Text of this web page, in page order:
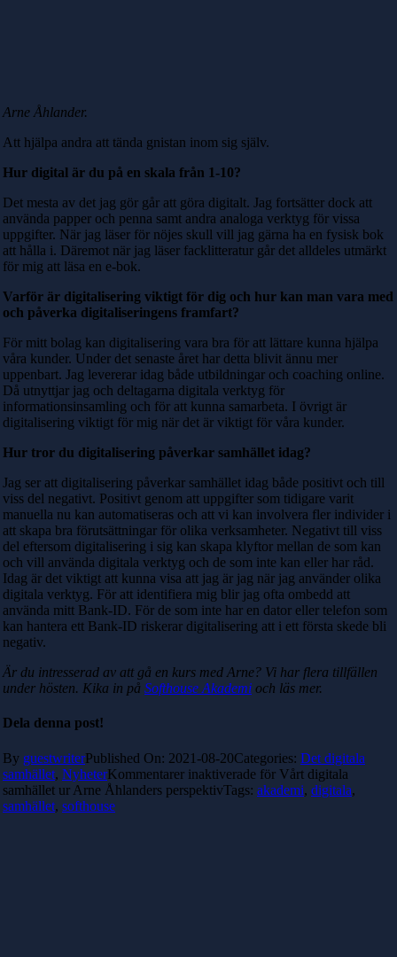
Arne Åhlander.
Att hjälpa andra att tända gnistan inom sig själv.
Hur digital är du på en skala från 1-10?
Det mesta av det jag gör går att göra digitalt. Jag fortsätter dock att
använda papper och penna samt andra analoga verktyg för vissa
uppgifter. När jag läser för nöjes skull vill jag gärna ha en fysisk bok
att hålla i. Däremot när jag läser facklitteratur går det alldeles utmärkt
för mig att läsa en e-bok.
Varför är digitalisering viktigt för dig och hur kan man vara med
och påverka digitaliseringens framfart?
För mitt bolag kan digitalisering vara bra för att lättare kunna hjälpa
våra kunder. Under det senaste året har detta blivit ännu mer
uppenbart. Jag levererar idag både utbildningar och coaching online.
Då utnyttjar jag och deltagarna digitala verktyg för
informationsinsamling och för att kunna samarbeta. I övrigt är
digitalisering viktigt för mig när det är viktigt för våra kunder.
Hur tror du digitalisering påverkar samhället idag?
Jag ser att digitalisering påverkar samhället idag både positivt och till
viss del negativt. Positivt genom att uppgifter som tidigare varit
manuella nu kan automatiseras och att vi kan involvera fler individer i
att skapa bra förutsättningar för olika verksamheter. Negativt till viss
del eftersom digitalisering i sig kan skapa klyftor mellan de som kan
och vill använda digitala verktyg och de som inte kan eller har råd.
Idag är det viktigt att kunna visa att jag är jag när jag använder olika
digitala verktyg. För att identifiera mig blir jag ofta ombedd att
använda mitt Bank-ID. För de som inte har en dator eller telefon som
kan hantera ett Bank-ID riskerar digitalisering att i ett första skede bli
negativ.
Är du intresserad av att gå en kurs med Arne? Vi har flera tillfällen
under hösten. Kika in på Softhouse Akademi och läs mer.
Dela denna post!
By guestwriterPublished On: 2021-08-20Categories: Det digitala
samhället, NyheterKommentarer inaktiverade för Vårt digitala
samhället ur Arne Åhlanders perspektivTags: akademi, digitala,
samhället, softhouse